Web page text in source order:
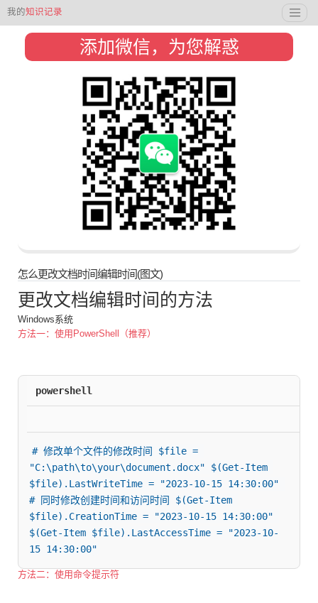
我的知识记录
添加微信，为您解惑
怎么更改文档时间编辑时间(图文)
更改文档编辑时间的方法
Windows系统
方法一：使用PowerShell（推荐）
powershell
# 修改单个文件的修改时间 $file =
"C:\path\to\your\document.docx" $(Get-Item
$file).LastWriteTime = "2023-10-15 14:30:00"
# 同时修改创建时间和访问时间 $(Get-Item
$file).CreationTime = "2023-10-15 14:30:00"
$(Get-Item $file).LastAccessTime = "2023-10-
15 14:30:00"
方法二：使用命令提示符